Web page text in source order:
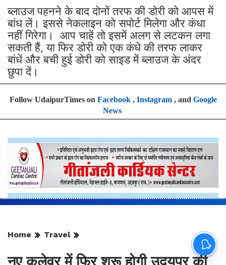
ब्लाउज पहनने के बाद दोनों तरफ की डोरी को आपस में
बांध लें। इससे नेकलाइन को सपोर्ट मिलेगा और कंधा
नहीं गिरेगा। आप चाहें तो इसमें अलग से लटकन लगा
सकती हैं, या फिर डोरी को एक कंधे की तरफ लाकर
बांधें और बची हुई डोरी को साइड में ब्लाउज के अंदर
छुपा दें।
Follow UdaipurTimes on Facebook, Instagram, and Google
News
Home Travel